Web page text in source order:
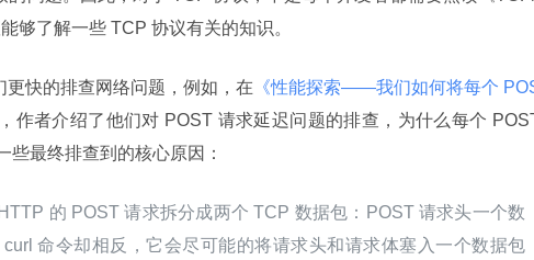
够了解一些 TCP 协议有关的知识。
快的排查网络问题，例如，在 《性能探索——我们如何将每个
作者介绍了他们对 POST 请求延迟问题的排查，为什么每个
些最终排查到的核心原因：
的 POST 请求拆分成两个 TCP 数据包：POST 请求头一个数
命令却相反，它会尽可能的将请求头和请求体塞入一个数据包